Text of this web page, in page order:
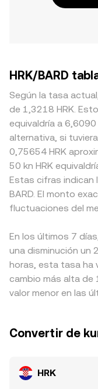
HRK/BARD
Según la tasa
de 1,3218 HRK.
equivaldría a 6,6090
alternativa, si
0,75654 HRK
50 kn HRK
Estas cifras indican
BARD. El monto
fluctuaciones del
En los últimos 7
una disminución un
horas, esta tasa ha
cambio más alta de
valor menor en las
Convertir de
HRK